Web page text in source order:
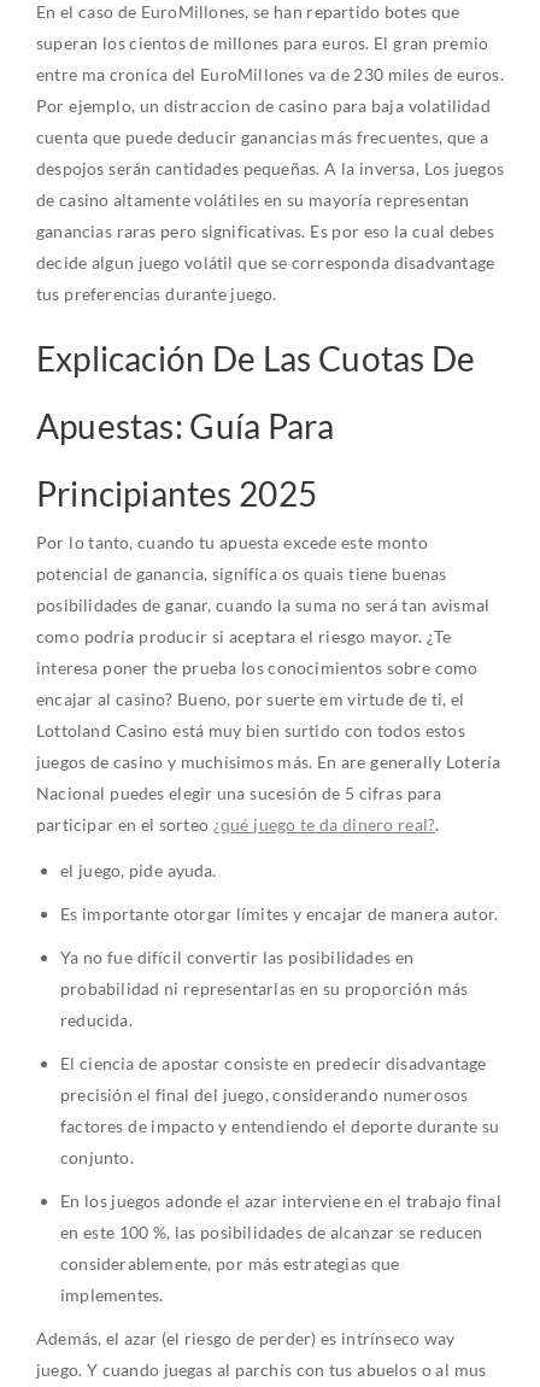
En el caso de EuroMillones, se han repartido botes que
superan los cientos de millones para euros. El gran premio
entre ma cronica del EuroMillones va de 230 miles de euros.
Por ejemplo, un distraccion de casino para baja volatilidad
cuenta que puede deducir ganancias más frecuentes, que a
despojos serán cantidades pequeñas. A la inversa, Los juegos
de casino altamente volátiles en su mayoría representan
ganancias raras pero significativas. Es por eso la cual debes
decide algun juego volátil que se corresponda disadvantage
tus preferencias durante juego.
Explicación De Las Cuotas De
Apuestas: Guía Para
Principiantes 2025
Por lo tanto, cuando tu apuesta excede este monto
potencial de ganancia, significa os quais tiene buenas
posibilidades de ganar, cuando la suma no será tan avismal
como podría producir si aceptara el riesgo mayor. ¿Te
interesa poner the prueba los conocimientos sobre como
encajar al casino? Bueno, por suerte em virtude de ti, el
Lottoland Casino está muy bien surtido con todos estos
juegos de casino y muchisimos más. En are generally Lotería
Nacional puedes elegir una sucesión de 5 cifras para
participar en el sorteo ¿qué juego te da dinero real?.
el juego, pide ayuda.
Es importante otorgar límites y encajar de manera autor.
Ya no fue difícil convertir las posibilidades en
probabilidad ni representarlas en su proporción más
reducida.
El ciencia de apostar consiste en predecir disadvantage
precisión el final del juego, considerando numerosos
factores de impacto y entendiendo el deporte durante su
conjunto.
En los juegos adonde el azar interviene en el trabajo final
en este 100 %, las posibilidades de alcanzar se reducen
considerablemente, por más estrategias que
implementes.
Además, el azar (el riesgo de perder) es intrínseco way
juego. Y cuando juegas al parchís con tus abuelos o al mus